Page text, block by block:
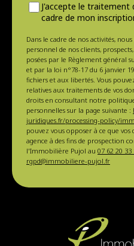
J'accepte le traitement
cadre de mon
Dans le cadre de nos activités,
personnel de nos clients,
posées par le Règlement général
et par la loi n°78-17 du 6 janvier
fichiers et aux libertés. Vous
relatives aux traitements de vos
droits en consultant notre
personnelles sur la page suivante :
juridiques.fr/processing-policy/
pouvez vous opposer à ce que
agence à des fins de prospection
l'Immobilière Pujol au 07 62 20 33
rgpd@immobiliere-pujol.fr